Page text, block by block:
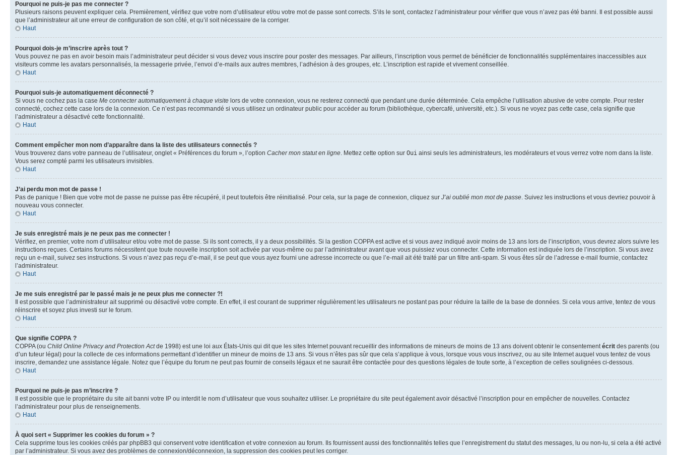
Pourquoi ne puis-je pas me connecter ?
Plusieurs raisons peuvent expliquer cela. Premièrement, vérifiez que votre nom d’utilisateur et/ou votre mot de passe sont corrects. S’ils le sont, contactez l’administrateur pour vérifier que vous n’avez pas été banni. Il est possible aussi
que l’administrateur ait une erreur de configuration de son côté, et qu’il soit nécessaire de la corriger.
Haut
Pourquoi dois-je m’inscrire après tout ?
Vous pouvez ne pas en avoir besoin mais l’administrateur peut décider si vous devez vous inscrire pour poster des messages. Par ailleurs, l’inscription vous permet de bénéficier de fonctionnalités supplémentaires inaccessibles aux
visiteurs comme les avatars personnalisés, la messagerie privée, l’envoi d’e-mails aux autres membres, l’adhésion à des groupes, etc. L’inscription est rapide et vivement conseillée.
Haut
Pourquoi suis-je automatiquement déconnecté ?
Si vous ne cochez pas la case Me connecter automatiquement à chaque visite lors de votre connexion, vous ne resterez connecté que pendant une durée déterminée. Cela empêche l’utilisation abusive de votre compte. Pour rester
connecté, cochez cette case lors de la connexion. Ce n’est pas recommandé si vous utilisez un ordinateur public pour accéder au forum (bibliothèque, cybercafé, université, etc.). Si vous ne voyez pas cette case, cela signifie que
l’administrateur a désactivé cette fonctionnalité.
Haut
Comment empêcher mon nom d’apparaître dans la liste des utilisateurs connectés ?
Vous trouverez dans votre panneau de l’utilisateur, onglet « Préférences du forum », l’option Cacher mon statut en ligne. Mettez cette option sur Oui ainsi seuls les administrateurs, les modérateurs et vous verrez votre nom dans la liste.
Vous serez compté parmi les utilisateurs invisibles.
Haut
J’ai perdu mon mot de passe !
Pas de panique ! Bien que votre mot de passe ne puisse pas être récupéré, il peut toutefois être réinitialisé. Pour cela, sur la page de connexion, cliquez sur J’ai oublié mon mot de passe. Suivez les instructions et vous devriez pouvoir à
nouveau vous connecter.
Haut
Je suis enregistré mais je ne peux pas me connecter !
Vérifiez, en premier, votre nom d’utilisateur et/ou votre mot de passe. Si ils sont corrects, il y a deux possibilités. Si la gestion COPPA est active et si vous avez indiqué avoir moins de 13 ans lors de l’inscription, vous devrez alors suivre les
instructions reçues. Certains forums nécessitent que toute nouvelle inscription soit activée par vous-même ou par l’administrateur avant que vous puissiez vous connecter. Cette information est indiquée lors de l’inscription. Si vous avez
reçu un e-mail, suivez ses instructions. Si vous n’avez pas reçu d’e-mail, il se peut que vous ayez fourni une adresse incorrecte ou que l’e-mail ait été traité par un filtre anti-spam. Si vous êtes sûr de l’adresse e-mail fournie, contactez
l’administrateur.
Haut
Je me suis enregistré par le passé mais je ne peux plus me connecter ?!
Il est possible que l’administrateur ait supprimé ou désactivé votre compte. En effet, il est courant de supprimer régulièrement les utilisateurs ne postant pas pour réduire la taille de la base de données. Si cela vous arrive, tentez de vous
réinscrire et soyez plus investi sur le forum.
Haut
Que signifie COPPA ?
COPPA (ou Child Online Privacy and Protection Actde 1998) est une loi aux États-Unis qui dit que les sites Internet pouvant recueillir des informations de mineurs de moins de 13 ans doivent obtenir le consentementécrit des parents (ou
d’un tuteur légal) pour la collecte de ces informations permettant d’identifier un mineur de moins de 13 ans. Si vous n’êtes pas sûr que cela s’applique à vous, lorsque vous vous inscrivez, ou au site Internet auquel vous tentez de vous
inscrire, demandez une assistance légale. Notez que l’équipe du forum ne peut pas fournir de conseils légaux et ne saurait être contactée pour des questions légales de toute sorte, à l’exception de celles soulignées ci-dessous.
Haut
Pourquoi ne puis-je pas m’inscrire ?
Il est possible que le propriétaire du site ait banni votre IP ou interdit le nom d’utilisateur que vous souhaitez utiliser. Le propriétaire du site peut également avoir désactivé l’inscription pour en empêcher de nouvelles. Contactez
l’administrateur pour plus de renseignements.
Haut
À quoi sert « Supprimer les cookies du forum » ?
Cela supprime tous les cookies créés par phpBB3 qui conservent votre identification et votre connexion au forum. Ils fournissent aussi des fonctionnalités telles que l’enregistrement du statut des messages, lu ou non-lu, si cela a été activé
par l’administrateur. Si vous avez des problèmes de connexion/déconnexion, la suppression des cookies peut les corriger.